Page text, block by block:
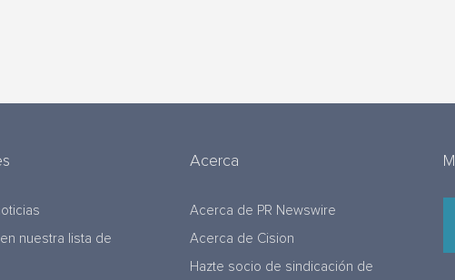
nuestra lista de
Acerca
Acerca de PR Newswire
Acerca de Cision
Hazte socio de sindicación de